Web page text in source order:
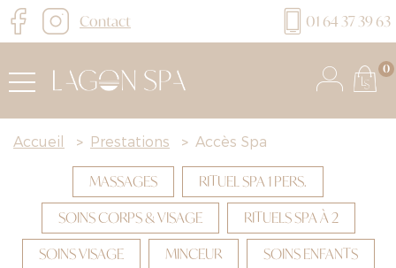
Contact 01 64 37 39 63
0
Accueil > Prestations > Accès Spa
MASSAGES
RITUEL SPA 1 PERS.
SOINS CORPS & VISAGE
RITUELS SPA À 2
SOINS VISAGE
MINCEUR
SOINS ENFANTS